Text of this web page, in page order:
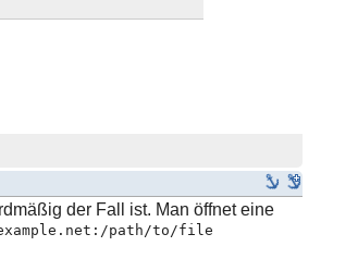
der Fall ist. Man öffnet eine
path/to/file